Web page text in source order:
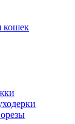
кошек